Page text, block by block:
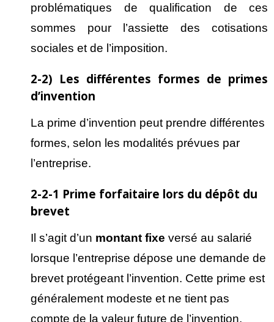
problématiques de qualification de ces
sommes pour l’assiette des cotisations
sociales et de l’imposition.
2-2) Les différentes formes de primes
d’invention
La prime d’invention peut prendre différentes
formes, selon les modalités prévues par
l’entreprise.
2-2-1 Prime forfaitaire lors du dépôt du
brevet
Il s’agit d’un montant fixe versé au salarié
lorsque l’entreprise dépose une demande de
brevet protégeant l’invention. Cette prime est
généralement modeste et ne tient pas
compte de la valeur future de l’invention.